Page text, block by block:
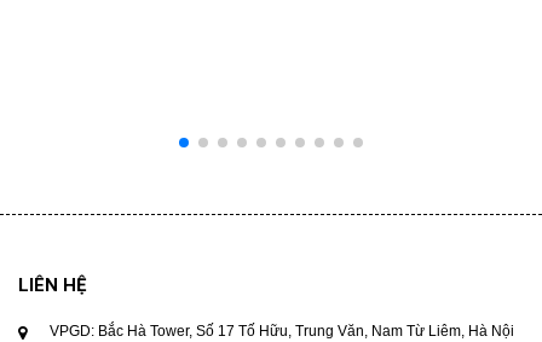
LIÊN HỆ
VPGD: Bắc Hà Tower, Số 17 Tố Hữu, Trung Văn, Nam Từ Liêm, Hà Nội